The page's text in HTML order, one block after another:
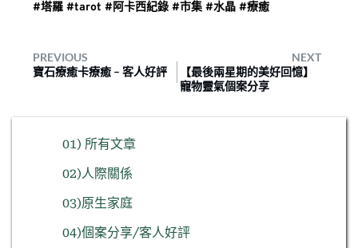
#塔羅 #tarot #阿卡西紀錄 #市集 #水晶 #療癒
PREVIOUS
NEXT
寶石療癒卡療癒 – 客人好評
【最後兩星期的美好回憶】
寵物靈氣個案分享
01) 所有文章
02)人際關係
03)原生家庭
04)個案分享/客人好評